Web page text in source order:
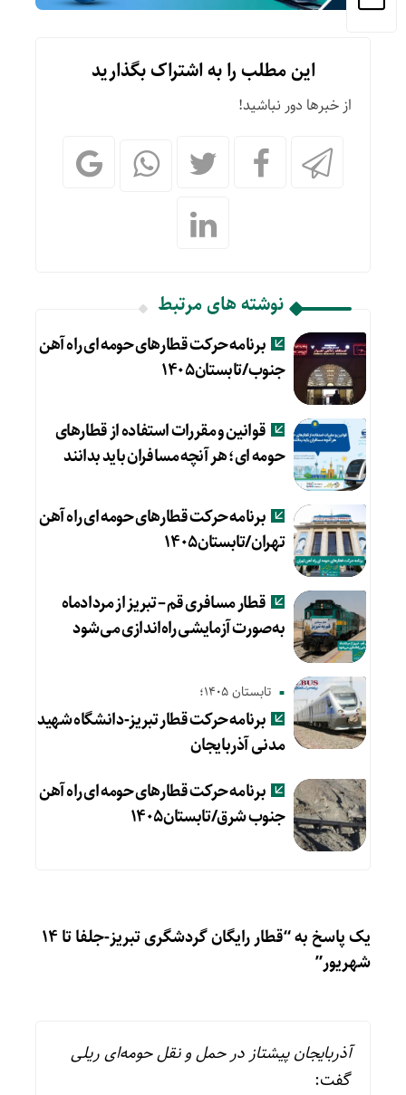
این مطلب را به اشتراک بگذارید
از خبرها دور نباشید!
نوشته های مرتبط
برنامه حرکت قطارهای حومه ای راه آهن
جنوب/تابستان۱۴۰۵
قوانین و مقررات استفاده از قطارهای
حومه ای؛ هر آنچه مسافران باید بدانند
برنامه حرکت قطارهای حومه ای راه آهن
تهران/تابستان۱۴۰۵
قطار مسافری قم – تبریز از مردادماه
به‌صورت آزمایشی راه‌اندازی می‌شود
تابستان 1405؛
برنامه حرکت قطار تبریز-دانشگاه شهید
مدنی آذربایجان
برنامه حرکت قطارهای حومه ای راه آهن
جنوب شرق/تابستان۱۴۰۵
یک پاسخ به “قطار رایگان گردشگری تبریز-جلفا تا ۱۴
شهریور”
آذربایجان پیشتاز در حمل و نقل حومه‌ای ریلی
گفت: